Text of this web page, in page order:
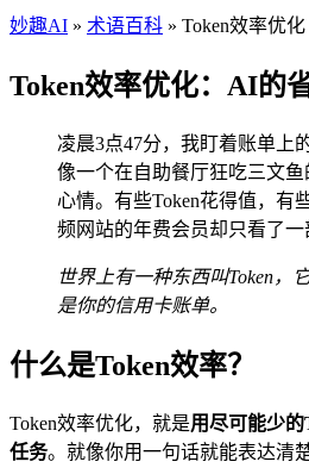
妙趣AI » 术语百科 » Token效率优化
Token效率优化：AI的
凌晨3点47分，我盯着账单
像一个在自助餐厅狂吃三文
心情。有些Token花得值，有
频网站的年费会员却只看了一
世界上有一种东西叫Token，
是你的信用卡账单。
什么是Token效率？
Token效率优化，就是用尽可能少
任务。就像你用一句话就能表达清